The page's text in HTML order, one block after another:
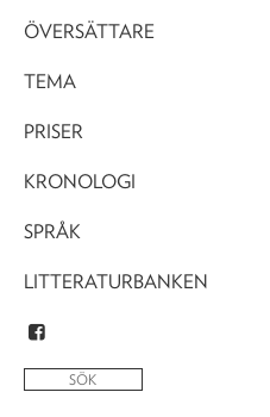
ÖVERSÄTTARE
TEMA
PRISER
KRONOLOGI
SPRÅK
LITTERATURBANKEN